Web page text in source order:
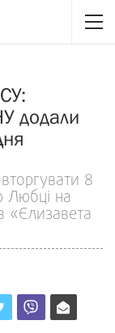
додали
8
Любці на
«Єлизавета